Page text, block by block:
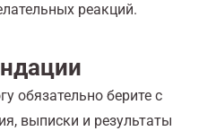
реакций.
обязательно берите с
выписки и результаты